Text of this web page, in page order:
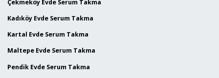
Çekmeköy Evde Serum Takma
Kadıköy Evde Serum Takma
Kartal Evde Serum Takma
Maltepe Evde Serum Takma
Pendik Evde Serum Takma